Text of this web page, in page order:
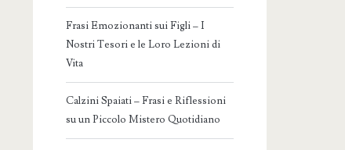
Frasi Emozionanti sui Figli – I
Nostri Tesori e le Loro Lezioni di
Vita
Calzini Spaiati – Frasi e Riflessioni
su un Piccolo Mistero Quotidiano